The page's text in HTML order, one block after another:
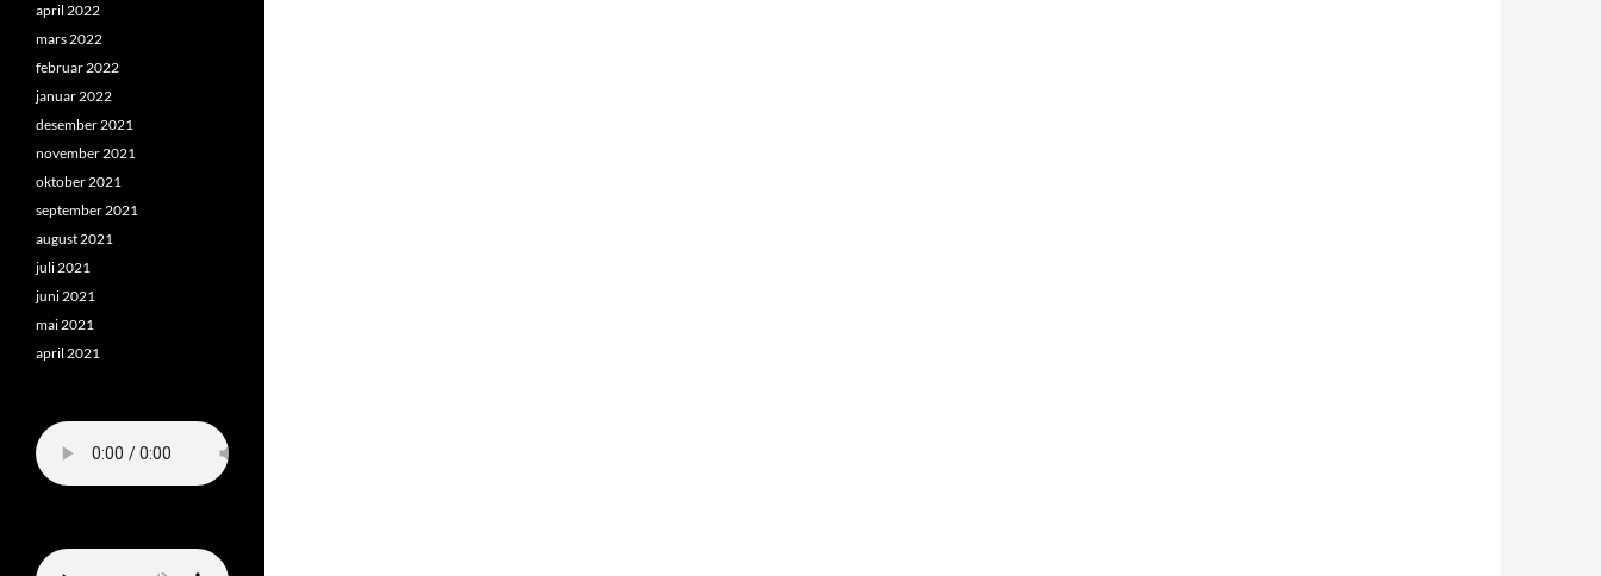
april 2022
mars 2022
februar 2022
januar 2022
desember 2021
november 2021
oktober 2021
september 2021
august 2021
juli 2021
juni 2021
mai 2021
april 2021